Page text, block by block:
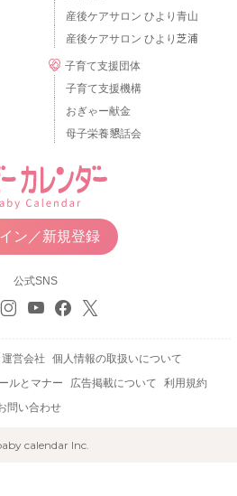
産後ケアサロン ひより青山
産後ケアサロン ひより芝浦
子育て支援団体
子育て支援機構
おぎゃー献金
母子栄養懇話会
ン／新規登録
公式SNS
運営会社
個人情報の取扱いについて
ルとマナー 広告掲載について
利用規約
問い合わせ
calendar Inc.